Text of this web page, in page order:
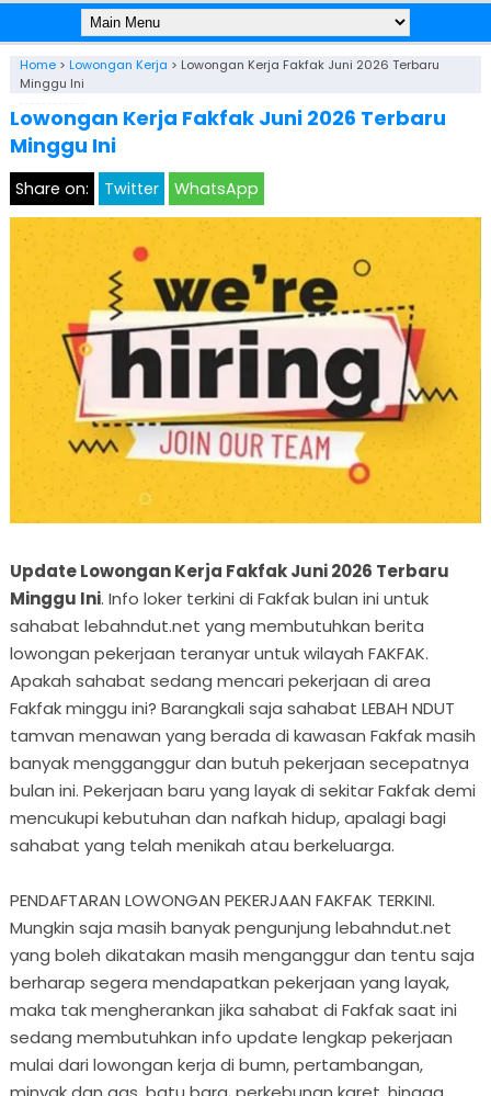
Home> Lowongan Kerja > Lowongan Kerja Fakfak Juni 2026 Terbaru
Minggu Ini
Lowongan Kerja Fakfak Juni 2026 Terbaru
Minggu Ini
Share on: Twitter WhatsApp
Update Lowongan Kerja Fakfak Juni 2026 Terbaru
Minggu Ini. Info loker terkini di Fakfak bulan ini untuk
sahabat lebahndut.net yang membutuhkan berita
lowongan pekerjaan teranyar untuk wilayah FAKFAK.
Apakah sahabat sedang mencari pekerjaan di area
Fakfak minggu ini? Barangkali saja sahabat LEBAH NDUT
tamvan menawan yang berada di kawasan Fakfak masih
banyak mengganggur dan butuh pekerjaan secepatnya
bulan ini. Pekerjaan baru yang layak di sekitar Fakfak demi
mencukupi kebutuhan dan nafkah hidup, apalagi bagi
sahabat yang telah menikah atau berkeluarga.
PENDAFTARAN LOWONGAN PEKERJAAN FAKFAK TERKINI.
Mungkin saja masih banyak pengunjung lebahndut.net
yang boleh dikatakan masih menganggur dan tentu saja
berharap segera mendapatkan pekerjaan yang layak,
maka tak mengherankan jika sahabat di Fakfak saat ini
sedang membutuhkan info update lengkap pekerjaan
mulai dari lowongan kerja di bumn, pertambangan,